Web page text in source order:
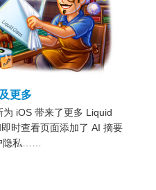
更多
iOS 带来了更多 Liquid
时查看页面添加了 AI 摘要
隐私……